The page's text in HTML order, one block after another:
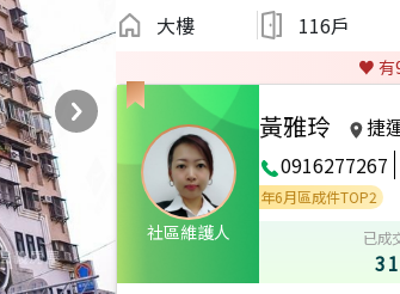
大樓 116戶
♥️ 有
社區維護人
黃雅玲
捷
0916277267
年10月區成件TOP1
2021年6月區成件TOP2
已成